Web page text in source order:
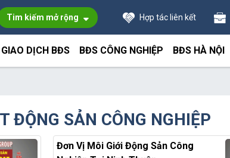
Tim kiếm mở rộng Hợp tác liên kết
DỊCH BĐS BĐS CÔNG NGHIỆP BĐS HÀ NỘI
ĐỘNG SẢN CÔNG NGHIỆP
Đơn Vị Môi Giới Động Sản Công